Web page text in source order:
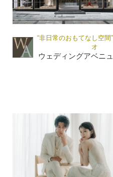
“非日常のおもてなし空間
オ
ウェディングアベニ